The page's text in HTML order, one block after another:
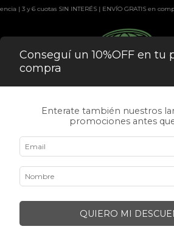
y 6 cuotas SIN INTERÉS | ENVÍO GRATIS en compras
Conseguí un 10%OFF en tu
compra
Enterate también nuestros
promociones antes
QUIERO MI